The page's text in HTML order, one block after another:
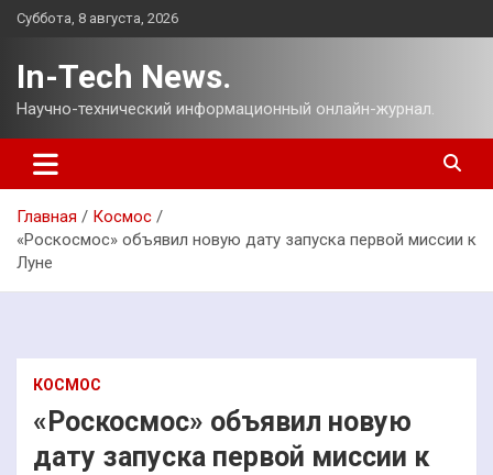
Перейти
Суббота, 8 августа, 2026
In-Tech News.
Научно-технический информационный онлайн-журнал.
Главная
Космос
«Роскосмос» объявил новую дату запуска первой миссии к
Луне
КОСМОС
«Роскосмос» объявил новую
дату запуска первой миссии к